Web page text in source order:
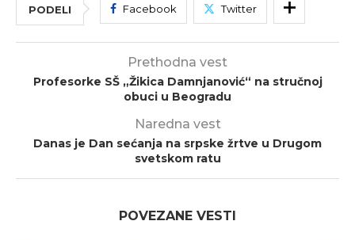
PODELI Facebook Twitter
Prethodna vest
Profesorke SŠ „Žikica Damnjanović“ na stručnoj
obuci u Beogradu
Naredna vest
Danas je Dan sećanja na srpske žrtve u Drugom
svetskom ratu
POVEZANE VESTI